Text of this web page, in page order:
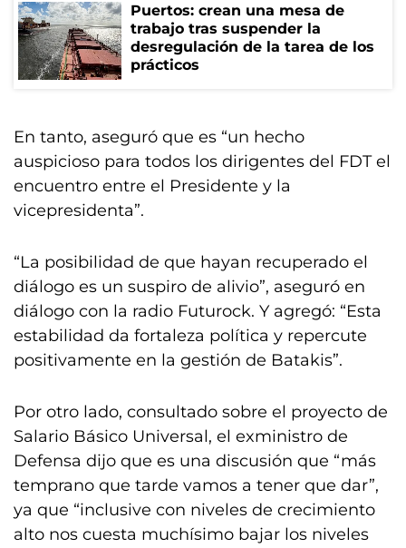
Puertos: crean una mesa de
trabajo tras suspender la
desregulación de la tarea de los
prácticos
En tanto, aseguró que es “un hecho
auspicioso para todos los dirigentes del FDT el
encuentro entre el Presidente y la
vicepresidenta”.
“La posibilidad de que hayan recuperado el
diálogo es un suspiro de alivio”, aseguró en
diálogo con la radio Futurock. Y agregó: “Esta
estabilidad da fortaleza política y repercute
positivamente en la gestión de Batakis”.
Por otro lado, consultado sobre el proyecto de
Salario Básico Universal, el exministro de
Defensa dijo que es una discusión que “más
temprano que tarde vamos a tener que dar”,
ya que “inclusive con niveles de crecimiento
alto nos cuesta muchísimo bajar los niveles